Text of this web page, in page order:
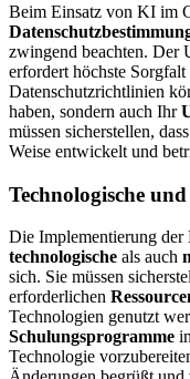
Beim Einsatz von KI im
zwingend beachten. Der
erfordert höchste Sorgfalt
Datenschutzrichtlinien
haben, sondern auch Ihr
müssen sicherstellen,
Weise entwickelt und
Technologische
Die Implementierung
technologische als auch
sich. Sie müssen
erforderlichen
Technologien genutzt
Schulungsprogramme
Technologie